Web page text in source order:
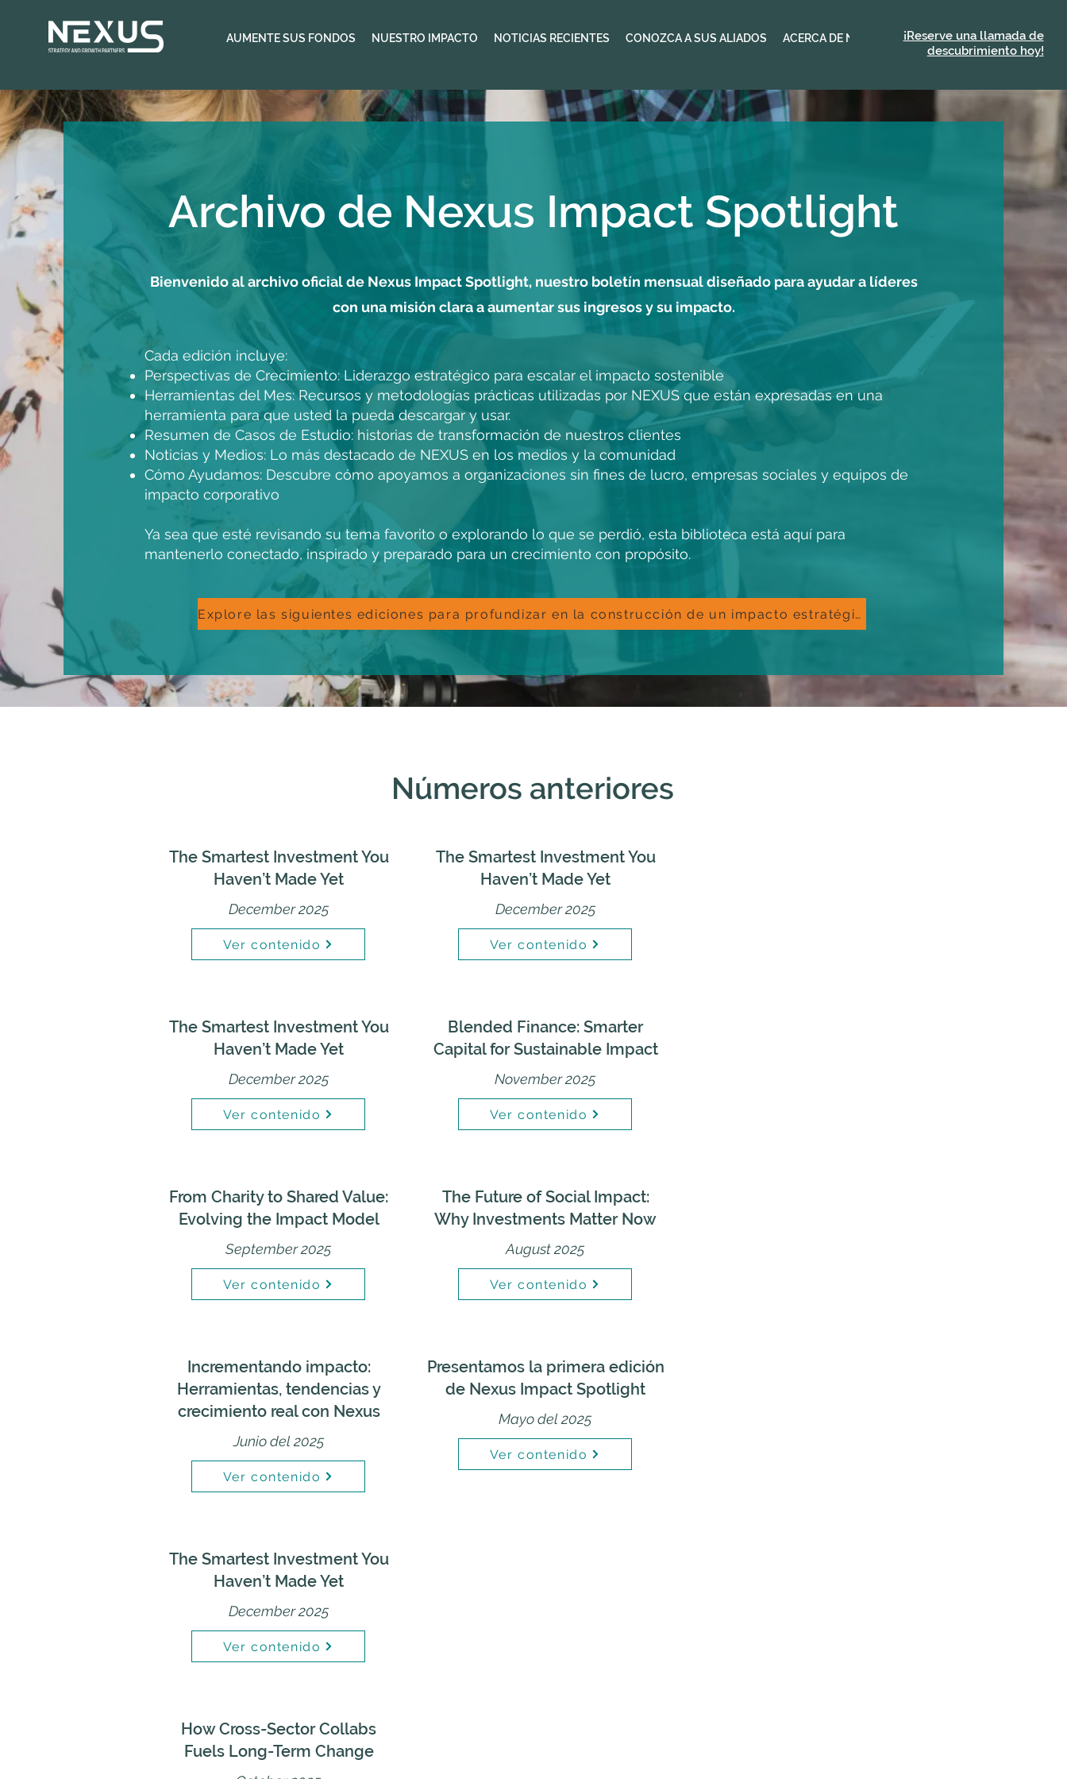
AUMENTE SUS FONDOS NUESTRO IMPACTO NOTICIAS RECIENTES CONOZCA A SUS ALIADOS ACERCA DE NEXUS
¡Reserve una llamada de
descubrimiento hoy!
Archivo de Nexus Impact Spotlight
Bienvenido al archivo oficial de Nexus Impact Spotlight, nuestro boletín mensual diseñado para ayudar a líderes
con una misión clara a aumentar sus ingresos y su impacto.
Cada edición incluye:
Perspectivas de Crecimiento: Liderazgo estratégico para escalar el impacto sostenible
Herramientas del Mes: Recursos y metodologías prácticas utilizadas por NEXUS que están expresadas en una
herramienta para que usted la pueda descargar y usar.
Resumen de Casos de Estudio: historias de transformación de nuestros clientes
Noticias y Medios: Lo más destacado de NEXUS en los medios y la comunidad
Cómo Ayudamos: Descubre cómo apoyamos a organizaciones sin fines de lucro, empresas sociales y equipos de
impacto corporativo
Ya sea que esté revisando su tema favorito o explorando lo que se perdió, esta biblioteca está aquí para
mantenerlo conectado, inspirado y preparado para un crecimiento con propósito.
Explore las siguientes ediciones para profundizar en la construcción de un impacto estratégico y sostenible
Números anteriores
The Smartest Investment You
Haven’t Made Yet
December 2025
Ver contenido
The Smartest Investment You
Haven’t Made Yet
December 2025
Ver contenido
From Charity to Shared Value:
Evolving the Impact Model
September 2025
Ver contenido
Incrementando impacto:
Herramientas, tendencias y
crecimiento real con Nexus
Junio del 2025
Ver contenido
The Smartest Investment You
Haven’t Made Yet
December 2025
Ver contenido
Blended Finance: Smarter
Capital for Sustainable Impact
November 2025
Ver contenido
The Future of Social Impact:
Why Investments Matter Now
August 2025
Ver contenido
Presentamos la primera edición
de Nexus Impact Spotlight
Mayo del 2025
Ver contenido
The Smartest Investment You
Haven’t Made Yet
December 2025
Ver contenido
How Cross-Sector Collabs
Fuels Long-Term Change